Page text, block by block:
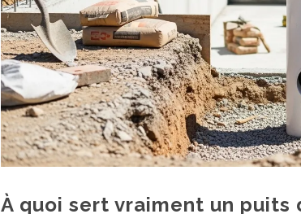
À quoi sert vraiment un